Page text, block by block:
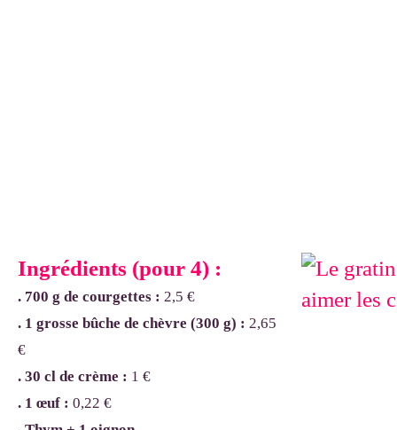
Ingrédients (pour 4) :
. 700 g de courgettes : 2,5 €
. 1 grosse bûche de chèvre (300 g) : 2,65
€
. 30 cl de crème : 1 €
. 1 œuf : 0,22 €